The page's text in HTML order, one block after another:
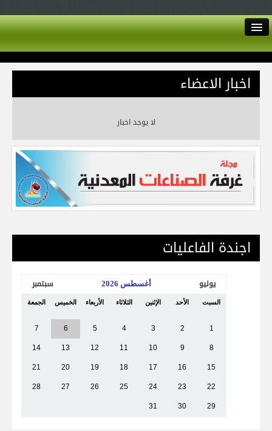
English
دليل الاعضاء
الأخبار
الخدمات
عن الغرفة
مركز المعلومات
الرئيسية
اخبار الاعضاء
لا يوجد اخبار
اجندة الفاعليات
يوليو أغسطس 2026 سبتمبر
السبت الأحد الإثنين الثلاثاء الأربعاء الخميس الجمعة
1
2
3
4
5
6
7
8
9
10
11
12
13
14
15
16
17
18
19
20
21
22
23
24
25
26
27
28
29
30
31